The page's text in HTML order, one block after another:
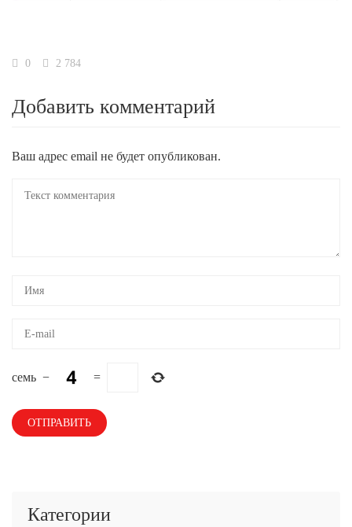
0 2 784
Добавить комментарий
Ваш адрес email не будет опубликован.
семь − =
Категории